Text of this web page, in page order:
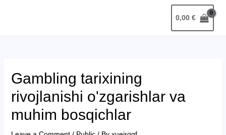
0,00€
Gambling tarixining
rivojlanishi o'zgarishlar va
muhim bosqichlar